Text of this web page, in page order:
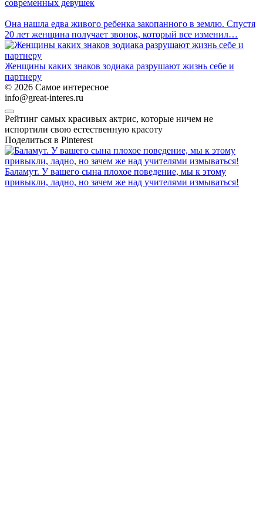
современных девушек
Она нашла едва живого ребенка закопанного в землю. Спустя
20 лет женщина получает звонок, который все изменил…
Женщины каких знаков зодиака разрушают жизнь себе и
партнеру
© 2026 Самое интересное
info@great-interes.ru
Рейтинг самых красивых актрис, которые ничем не
испортили свою естественную красоту
Поделиться в Pinterest
Баламут. У вашего сына плохое поведение, мы к этому
привыкли, ладно, но зачем же над учителями измываться!